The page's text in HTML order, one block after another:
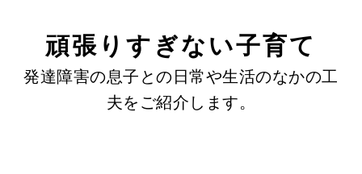
頑張りすぎない子育て
発達障害の息子との日常や生活のなかの工
夫をご紹介します。